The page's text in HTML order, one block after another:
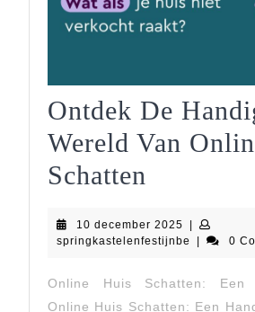
Ontdek De
Wereld Van
Schatten
Handige
Wereld
Van
10 december 2025 10
december
springkastelenfestijnbe
0
Online Huis Schatten: Een
Online Huis Schatten: Een